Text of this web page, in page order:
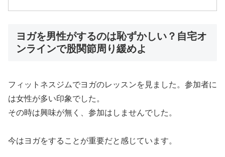
ヨガを男性がするのは恥ずかしい？自宅オ
ンラインで股関節周り緩めよ
フィットネスジムでヨガのレッスンを見ました。参加者に
は女性が多い印象でした。
その時は興味が無く、参加はしませんでした。
今はヨガをすることが重要だと感じています。